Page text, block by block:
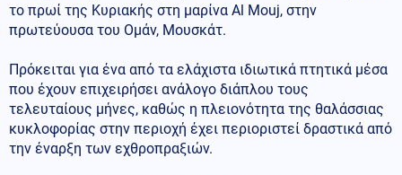
το πρωί της Κυριακής στη μαρίνα Al Mouj, στην
πρωτεύουσα του Ομάν, Μουσκάτ.
Πρόκειται για ένα από τα ελάχιστα ιδιωτικά πτητικά μέσα
που έχουν επιχειρήσει ανάλογο διάπλου τους
τελευταίους μήνες, καθώς η πλειονότητα της θαλάσσιας
κυκλοφορίας στην περιοχή έχει περιοριστεί δραστικά από
την έναρξη των εχθροπραξιών.